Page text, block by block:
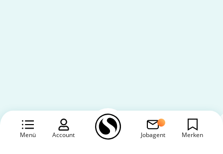
Menü Account Jobagent Merken